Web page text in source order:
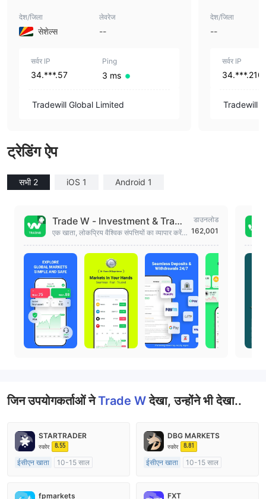
देश/जिला
सेशेल्स
लेवरेज
--
सर्वर IP
34.***.57
Ping
3 ms
Tradewill Global Limited
देश/जिला
--
सर्वर IP
34.***.210
Tradewill
ट्रेडिंग ऐप
सभी 2 iOS 1 Android 1
Trade W - Investment & Tradi
ng
एक खाता, लोकप्रिय वैश्विक संपत्तियों का व्यापार करें,
डाउनलोड
162,001
जिन उपयोगकर्ताओं नेTrade Wदेखा, उन्होंने भी देखा..
STARTRADER
स्कोर 8.55
ईसीएन खाता
10-15 साल
मार्केट मेकिंग (एमएम)
DBG MARKETS
स्कोर 8.81
ईसीएन खाता
10-15 साल
मार्केट मेकिंग (एमएम)
fpmarkets FXT